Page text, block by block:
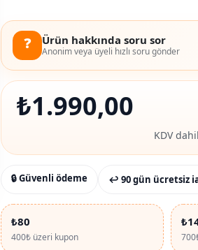
❓ Ürün hakkında soru sor
Anonim veya üyeli hızlı soru gönder
₺1.990,00
KDV
🔒 Güvenli ödeme ↩ 90 gün ücretsiz
₺80
400₺ üzeri kupon